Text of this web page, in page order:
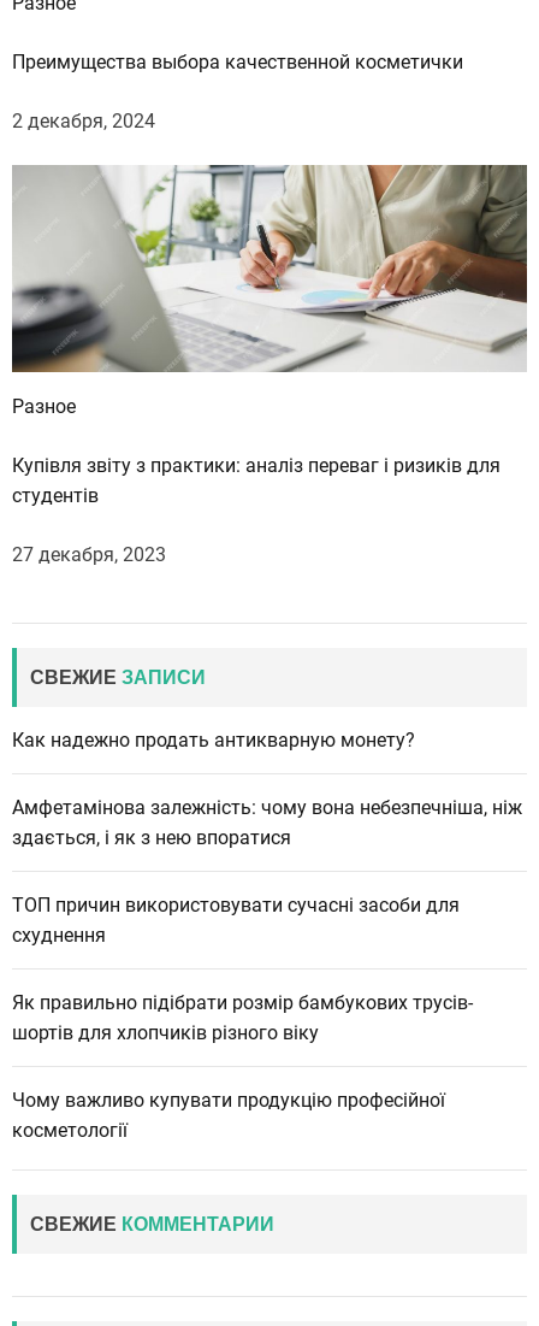
Преимущества выбора качественной косметички
2 декабря, 2024
Разное
Купівля звіту з практики: аналіз переваг і ризиків для
студентів
27 декабря, 2023
СВЕЖИЕ ЗАПИСИ
Как надежно продать антикварную монету?
Амфетамінова залежність: чому вона небезпечніша, ніж
здається, і як з нею впоратися
ТОП причин використовувати сучасні засоби для
схуднення
Як правильно підібрати розмір бамбукових трусів-
шортів для хлопчиків різного віку
Чому важливо купувати продукцію професійної
косметології
СВЕЖИЕ КОММЕНТАРИИ